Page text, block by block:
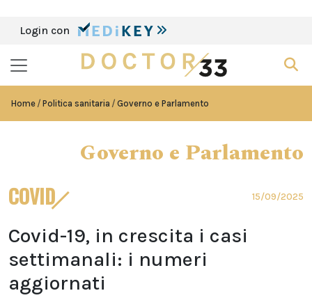
Login con
Home Politica sanitaria Governo e Parlamento
Governo e Parlamento
COVID 15/09/2025
Covid-19, in crescita i casi
settimanali: i numeri
aggiornati